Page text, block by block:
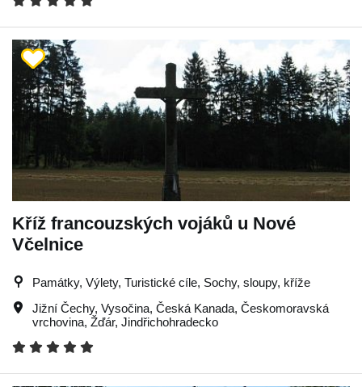
Kříž francouzských vojáků u Nové
Včelnice
Památky, Výlety, Turistické cíle, Sochy, sloupy, kříže
Jižní Čechy, Vysočina, Česká Kanada, Českomoravská
vrchovina, Žďár, Jindřichohradecko